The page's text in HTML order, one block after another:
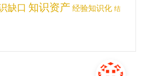
缺口 知识资产 经验知识化 结